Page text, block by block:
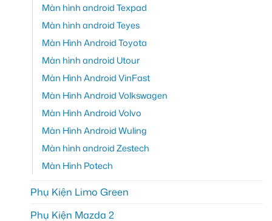
Màn hình android Texpad
Màn hình android Teyes
Màn Hình Android Toyota
Màn hình android Utour
Màn Hình Android VinFast
Màn Hình Android Volkswagen
Màn Hình Android Volvo
Màn Hình Android Wuling
Màn hình android Zestech
Màn Hình Potech
Phụ Kiện Limo Green
Phụ Kiện Mazda 2